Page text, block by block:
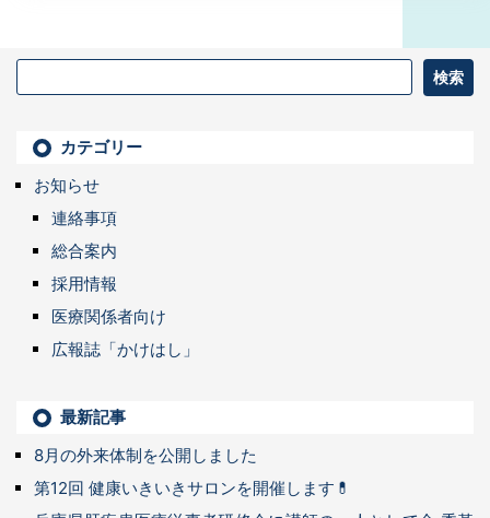
カテゴリー
お知らせ
連絡事項
総合案内
採用情報
医療関係者向け
広報誌「かけはし」
最新記事
8月の外来体制を公開しました
第12回 健康いきいきサロンを開催します💊